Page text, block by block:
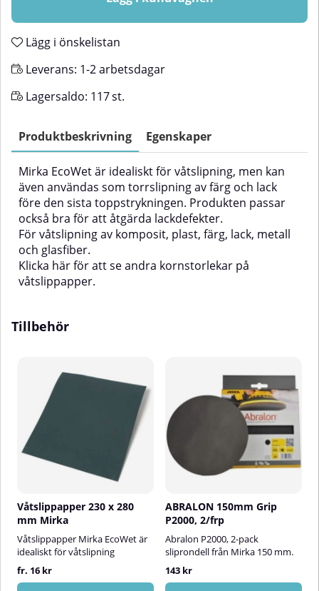
Lägg i önskelistan
Leverans: 1-2 arbetsdagar
Lagersaldo: 117st.
Produktbeskrivning Egenskaper
Mirka EcoWet är idealiskt för våtslipning, men kan
även användas som torrslipning av färg och lack
före den sista toppstrykningen. Produkten passar
också bra för att åtgärda lackdefekter.
För våtslipning av komposit, plast, färg, lack, metall
och glasfiber.
Klicka härför att se andra kornstorlekar på
våtslippapper.
Tillbehör
Våtslippapper 230 x 280
mm Mirka
Våtslippapper Mirka EcoWet är
idealiskt för våtslipning
fr. 16 kr
ABRALON 150mm Grip
P2000, 2/frp
Abralon P2000, 2-pack
sliprondell från Mirka 150 mm.
143 kr